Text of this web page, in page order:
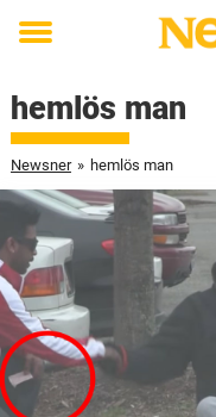
Toggle
hemlös man
Newsner » hemlös man